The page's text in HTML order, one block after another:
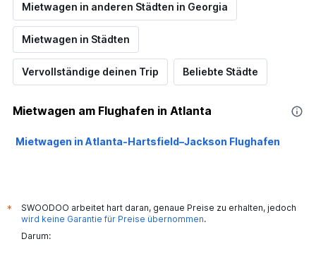
Mietwagen in anderen Städten in Georgia
Mietwagen in Städten
Vervollständige deinen Trip Beliebte Städte
Mietwagen am Flughafen in Atlanta
Mietwagen in Atlanta-Hartsfield–Jackson Flughafen
*
SWOODOO arbeitet hart daran, genaue Preise zu erhalten, jedoch
wird keine Garantie für Preise übernommen.
Darum: